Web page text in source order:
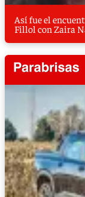
Así fue el
Fillol con Zaira